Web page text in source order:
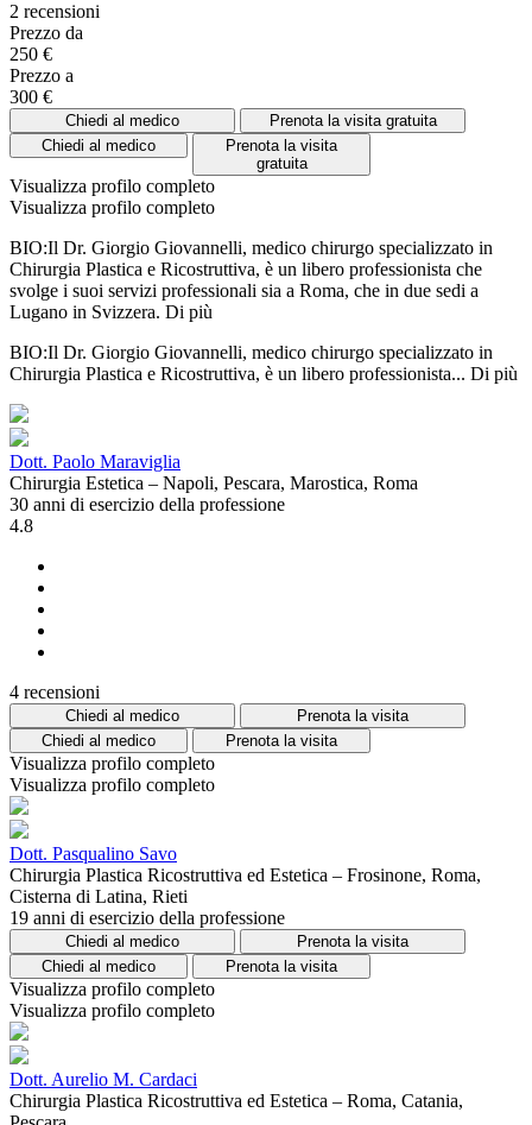
2 recensioni
Prezzo da
250 €
Prezzo a
300 €
Chiedi al medico
Prenota la visita gratuita
Chiedi al medico
Prenota la visita
gratuita
Visualizza profilo completo
Visualizza profilo completo
BIO:Il Dr. Giorgio Giovannelli, medico chirurgo specializzato in
Chirurgia Plastica e Ricostruttiva, è un libero professionista che
svolge i suoi servizi professionali sia a Roma, che in due sedi a
Lugano in Svizzera. Di più
BIO:Il Dr. Giorgio Giovannelli, medico chirurgo specializzato in
Chirurgia Plastica e Ricostruttiva, è un libero professionista... Di più
Dott. Paolo Maraviglia
Chirurgia Estetica – Napoli, Pescara, Marostica, Roma
30 anni di esercizio della professione
4.8
4 recensioni
Chiedi al medico
Prenota la visita
Chiedi al medico
Prenota la visita
Visualizza profilo completo
Visualizza profilo completo
Dott. Pasqualino Savo
Chirurgia Plastica Ricostruttiva ed Estetica – Frosinone, Roma,
Cisterna di Latina, Rieti
19 anni di esercizio della professione
Chiedi al medico
Prenota la visita
Chiedi al medico
Prenota la visita
Visualizza profilo completo
Visualizza profilo completo
Dott. Aurelio M. Cardaci
Chirurgia Plastica Ricostruttiva ed Estetica – Roma, Catania,